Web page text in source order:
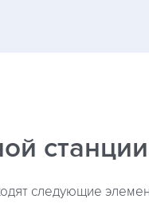
станции
следующие